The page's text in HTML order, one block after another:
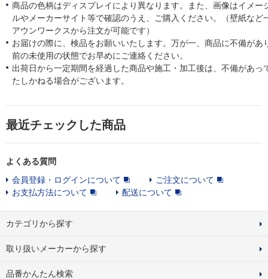
商品の色柄はディスプレイにより異なります。また、画像はイメー
ルやメーカーサイト等で確認のうえ、ご購入ください。（壁紙など
アウンワークスから注文が可能です）
お届けの際に、検品をお願いいたします。万が一、商品に不備があ
前の未使用の状態でお早めにご連絡ください。
出荷日から一定期間を経過した商品や施工・加工後は、不備があっ
たしかねる場合がございます。
最近チェックした商品
よくある質問
会員登録・ログインについて
ご注文について
お支払方法について
配送について
カテゴリから探す
取り扱いメーカーから探す
品番かんたん検索